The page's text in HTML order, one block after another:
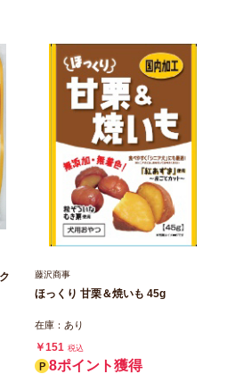
藤沢商事
ほっくり 甘栗＆焼いも 45g
在庫：あり
￥151 税込
8ポイント獲得